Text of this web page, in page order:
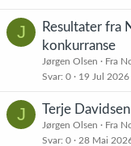
J
Resultater fra
konkurranse
Jørgen Olsen
Fra
Svar 0 19 Jul 2026
J Terje
Jørgen Olsen
Fra
Svar 0 28 Mai